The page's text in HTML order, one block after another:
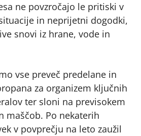
ne povzročajo le pritiski v
in neprijetni dogodki,
snovi iz hrane, vode in
vse preveč predelane in
za organizem ključnih
ter sloni na previsokem
maščob. Po nekaterih
v povprečju na leto zaužil